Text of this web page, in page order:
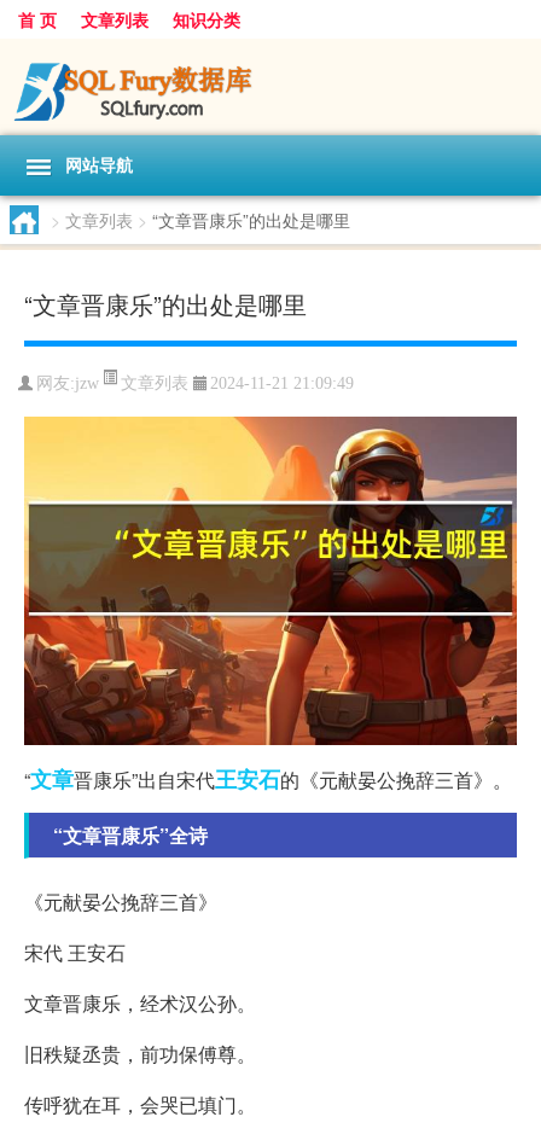
首 页 文章列表 知识分类
网站导航
> 文章列表 > “文章晋康乐”的出处是哪里
“文章晋康乐”的出处是哪里
网友:jzw 文章列表 2024-11-21 21:09:49
“文章晋康乐”出自宋代王安石的《元献晏公挽辞三首》。
“文章晋康乐”全诗
《元献晏公挽辞三首》
宋代 王安石
文章晋康乐，经术汉公孙。
旧秩疑丞贵，前功保傅尊。
传呼犹在耳，会哭已填门。